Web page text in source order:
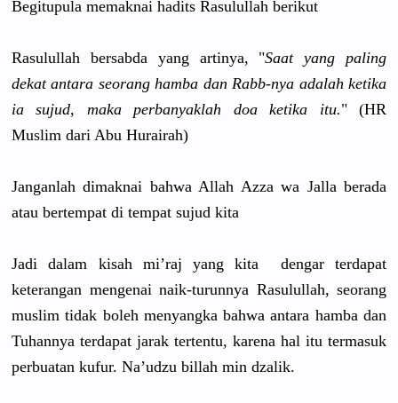
Begitupula memaknai hadits Rasulullah berikut
Rasulullah bersabda yang artinya, "Saat yang paling
dekat antara seorang hamba dan Rabb-nya adalah ketika
ia sujud, maka perbanyaklah doa ketika itu." (HR
Muslim dari Abu Hurairah)
Janganlah dimaknai bahwa Allah Azza wa Jalla berada
atau bertempat di tempat sujud kita
Jadi dalam kisah mi’raj yang kita dengar terdapat
keterangan mengenai naik-turunnya Rasulullah, seorang
muslim tidak boleh menyangka bahwa antara hamba dan
Tuhannya terdapat jarak tertentu, karena hal itu termasuk
perbuatan kufur. Na’udzu billah min dzalik.